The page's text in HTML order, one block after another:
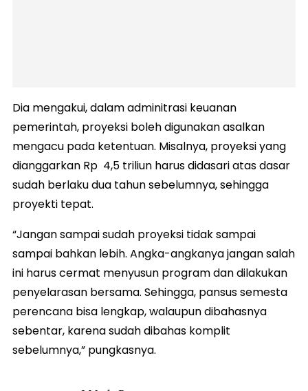
Dia mengakui, dalam adminitrasi keuanan
pemerintah, proyeksi boleh digunakan asalkan
mengacu pada ketentuan. Misalnya, proyeksi yang
dianggarkan Rp 4,5 triliun harus didasari atas dasar
sudah berlaku dua tahun sebelumnya, sehingga
proyekti tepat.
“Jangan sampai sudah proyeksi tidak sampai
sampai bahkan lebih. Angka-angkanya jangan salah
ini harus cermat menyusun program dan dilakukan
penyelarasan bersama. Sehingga, pansus semesta
perencana bisa lengkap, walaupun dibahasnya
sebentar, karena sudah dibahas komplit
sebelumnya,” pungkasnya.